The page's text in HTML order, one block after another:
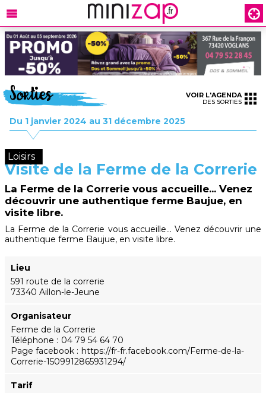
Sorties
Du 1 janvier 2024 au 31 décembre 2025
VOIR L'AGENDA
DES SORTIES
Loisirs
Visite de la Ferme de la Correrie
La Ferme de la Correrie vous accueille... Venez
découvrir une authentique ferme Baujue, en
visite libre.
La Ferme de la Correrie vous accueille... Venez découvrir une
authentique ferme Baujue, en visite libre.
Lieu
591 route de la correrie
73340 Aillon-le-Jeune
Organisateur
Ferme de la Correrie
Téléphone
04 79 54 64 70
Page facebook
https://fr-fr.facebook.com/Ferme-de-la-
Correrie-1509912865931294/
Tarif